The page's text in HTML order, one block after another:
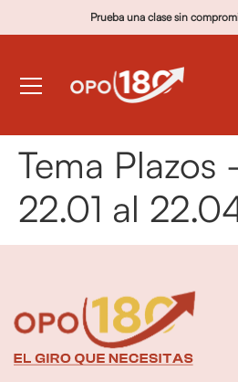
Prueba una clase sin
Tema Plazos
22.01 al